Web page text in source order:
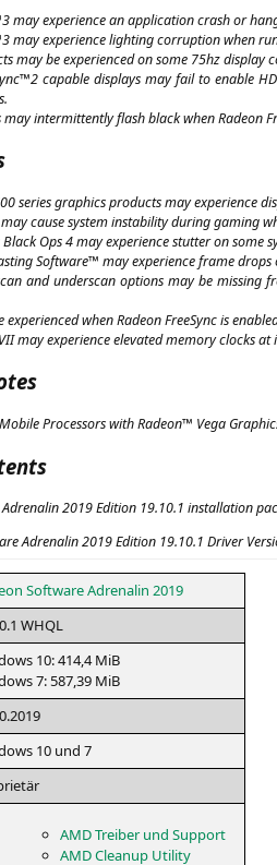
may expe­ri­ence an appli­ca­ti­on crash or
may expe­ri­ence light­ing cor­rup­ti­on when
may be expe­ri­en­ced on some 75hz dis­play
capa­ble dis­plays may fail to enable
may inter­mit­tent­ly flash black when Rade­on
series gra­phics pro­ducts may expe­ri­ence
may cau­se sys­tem insta­bi­li­ty during gam­ing
Ops 4 may expe­ri­ence stut­ter on some
Soft­ware™ may expe­ri­ence frame
and under­scan opti­ons may be miss­ing
expe­ri­en­ced when Rade­on Free­Sync is
VIImay expe­ri­ence ele­va­ted memo­ry clocks at
Pro­ces­sors with Rade­on™ Vega
Adre­na­lin 2019 Edi­ti­on 19.10.1 instal­la­ti­on
Adre­na­lin 2019 Edi­ti­on 19.10.1 Dri­ver
Soft­ware Adre­na­lin 2019
WHQL
10: 414,4 MiB
7: 587,39 MiB
10 und 7
AMDTrei­ber und Support
AMDCle­a­nup Utility